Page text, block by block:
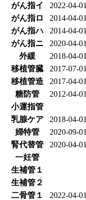
がん指イ
2022-04-01
がん指ロ
2014-04-01
がん指ハ
2014-04-01
がん指ニ
2020-04-01
外緩
2018-04-01
移植管臓
2017-07-01
移植管造
2017-04-01
糖防管
2012-04-01
小運指管
乳腺ケア
2018-04-01
婦特管
2020-09-01
腎代替管
2020-04-01
一妊管
生補管１
生補管２
二骨管１
2022-04-01